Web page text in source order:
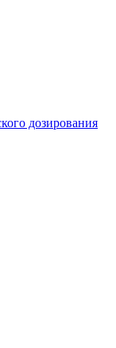
дозирования